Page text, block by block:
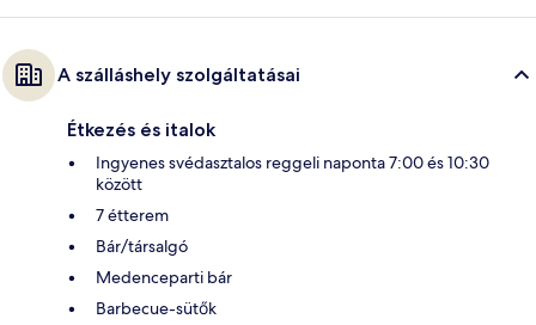
A szálláshely szolgáltatásai
Étkezés és italok
Ingyenes svédasztalos reggeli naponta 7:00 és 10:30
között
7 étterem
Bár/társalgó
Medenceparti bár
Barbecue-sütők